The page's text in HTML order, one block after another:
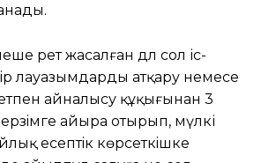
рет жасалған дәл сол іс-
лауазымдарды атқару немесе
айналысу құқығынан 3
айыра отырып, мүлкі
есептiк көрсеткiшке